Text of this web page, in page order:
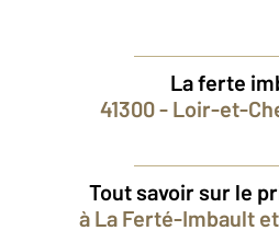
La ferte
41300 - Loir-et-
Tout savoir sur le
à La Ferté-Imbault